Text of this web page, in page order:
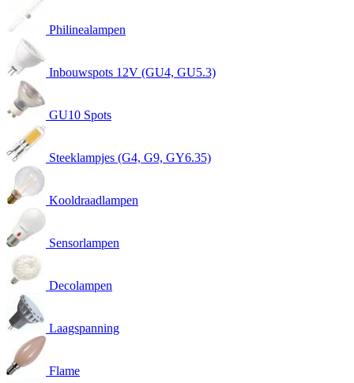
Philinealampen
Inbouwspots 12V (GU4, GU5.3)
GU10 Spots
Steeklampjes (G4, G9, GY6.35)
Kooldraadlampen
Sensorlampen
Decolampen
Laagspanning
Flame